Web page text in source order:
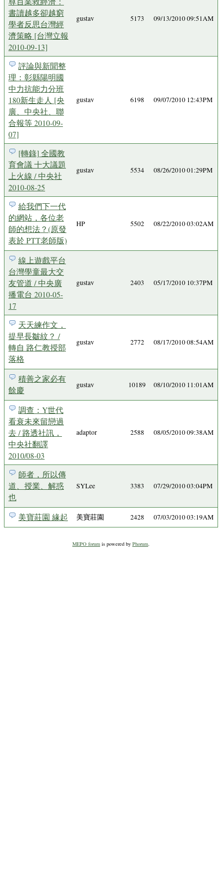
書讀越多卻越窮
學者反思台灣經
濟策略 [台灣立報
2010-09-13]
gustav 5173 09/13/2010 09:51AM
評論與新聞整
理：彰縣陽明國
中力抗能力分班
180新生走人 [央
廣、中央社、聯
合報等 2010-09-
07]
gustav 6198 09/07/2010 12:43PM
[轉錄] 全國教
育會議 十大議題
上火線 / 中央社
2010-08-25
gustav 5534 08/26/2010 01:29PM
給我們下一代
的網站，各位老
師的想法？(原發
表於 PTT老師版)
HP 5502 08/22/2010 03:02AM
線上遊戲平台
台灣學童最大交
友管道 / 中央廣
播電台 2010-05-
17
gustav 2403 05/17/2010 10:37PM
天天練作文，
提早長皺紋？ /
轉自 路仁教授部
落格
gustav 2772 08/17/2010 08:54AM
積善之家必有
餘慶
gustav 10189 08/10/2010 11:01AM
調查：Y世代
看衰未來留戀過
去 / 路透社訊，
中央社翻譯
2010/08-03
adaptor 2588 08/05/2010 09:38AM
師者，所以傳
道、授業、解惑
也
SYLee 3383 07/29/2010 03:04PM
美寶莊園 緣起 美寶莊園 2428 07/03/2010 03:19AM
MEPO forum is powered by Phorum.